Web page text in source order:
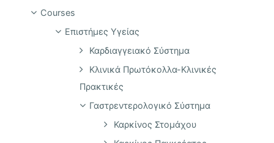
Courses
Επιστήμες Υγείας
Καρδιαγγειακό Σύστημα
Κλινικά Πρωτόκολλα-Κλινικές
Πρακτικές
Γαστρεντερολογικό Σύστημα
Καρκίνος Στομάχου